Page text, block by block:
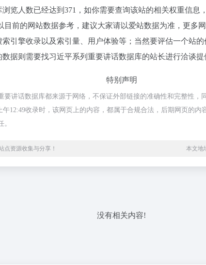
览人数已经达到371，如你需要查询该站的相关权重信息
目前的网站数据参考，建议大家请以爱站数据为准，更多
引擎收录以及索引量、用户体验等；当然要评估一个站
据则需要找习近平系列重要讲话数据库的站长进行洽谈提
特别声明
要讲话数据库都来源于网络，不保证外部链接的准确性和完整性，
午12:49收录时，该网页上的内容，都属于合规合法，后期网页的
点资源收集与分享！ 本文地
没有相关内容!